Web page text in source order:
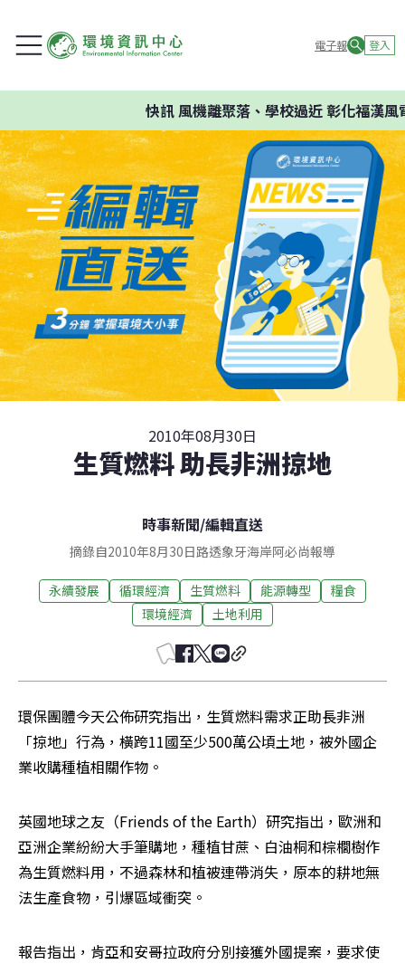
電子報 登入
快訊風機離聚落、學校過近 彰化福漢風
2010年08月30日
生質燃料 助長非洲掠地
時事新聞/編輯直送
摘錄自2010年8月30日路透象牙海岸阿必尚報導
永續發展 循環經濟 生質燃料 能源轉型
糧食
環境經濟
土地利用
環保團體今天公佈研究指出，生質燃料需求正助長非洲
「掠地」行為，橫跨11國至少500萬公頃土地，被外國企
業收購種植相關作物。
英國地球之友（Friends of the Earth）研究指出，歐洲和
亞洲企業紛紛大手筆購地，種植甘蔗、白油桐和棕櫚樹作
為生質燃料用，不過森林和植被連帶消失，原本的耕地無
法生產食物，引爆區域衝突。
報告指出，肯亞和安哥拉政府分別接獲外國提案，要求使